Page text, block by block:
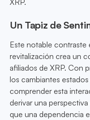
XRP.
Un Tapiz de
Este notable contraste
revitalización crea un
afiliados de XRP. Con
los cambiantes
comprender esta
derivar una
que una dependencia